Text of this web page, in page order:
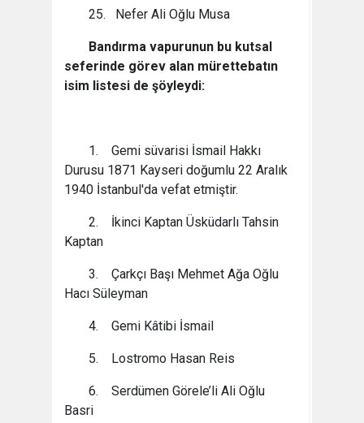
25. Nefer Ali Oğlu Musa
Bandırma vapurunun bu kutsal
seferinde görev alan mürettebatın
isim listesi de şöyleydi:
1. Gemi süvarisi İsmail Hakkı
Durusu 1871 Kayseri doğumlu 22 Aralık
1940 İstanbul'da vefat etmiştir.
2. İkinci Kaptan Üsküdarlı Tahsin
Kaptan
3. Çarkçı Başı Mehmet Ağa Oğlu
Hacı Süleyman
4. Gemi Kâtibi İsmail
5. Lostromo Hasan Reis
6. Serdümen Görele’li Ali Oğlu
Basri